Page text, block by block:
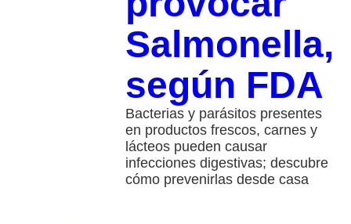
Salmonella,
según FDA
Bacterias y parásitos presentes
en productos frescos, carnes y
lácteos pueden causar
infecciones digestivas; descubre
cómo prevenirlas desde casa